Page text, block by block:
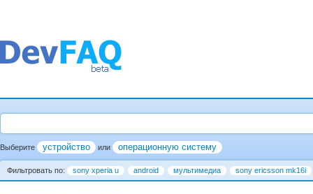
Выберите устройство или операционную систему
Фильтровать по: sony xperia u android мультимедиа sony ericsson mk16i